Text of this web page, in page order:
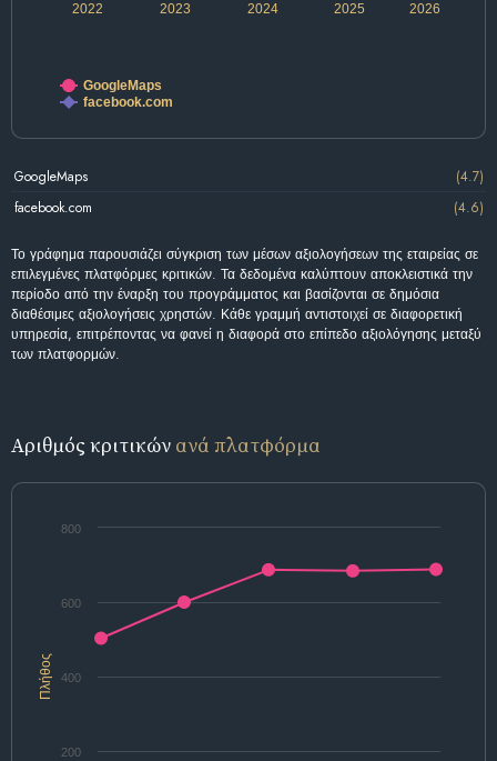
2022 2024 2026
2023 2025
GoogleMaps
facebook.com
GoogleMaps
(4.7)
facebook.com
(4.6)
Το γράφημα παρουσιάζει σύγκριση των μέσων αξιολογήσεων της εταιρείας σε
επιλεγμένες πλατφόρμες κριτικών. Τα δεδομένα καλύπτουν αποκλειστικά την
περίοδο από την έναρξη του προγράμματος και βασίζονται σε δημόσια
διαθέσιμες αξιολογήσεις χρηστών. Κάθε γραμμή αντιστοιχεί σε διαφορετική
υπηρεσία, επιτρέποντας να φανεί η διαφορά στο επίπεδο αξιολόγησης μεταξύ
των πλατφορμών.
Αριθμός κριτικών ανά πλατφόρμα
Πλήθος
200
400
600
800